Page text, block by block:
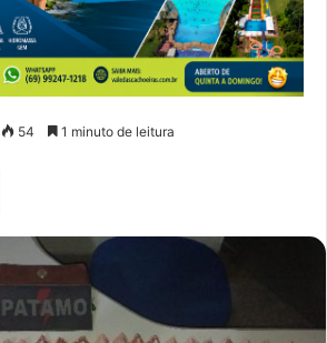
54 1 minuto de leitura
Linkedin